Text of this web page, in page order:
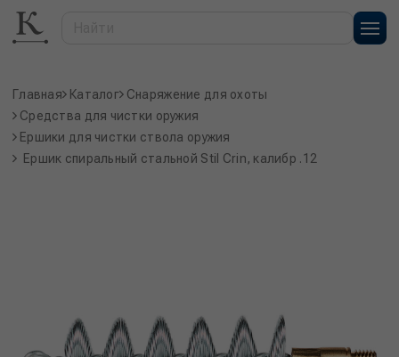
Главная Каталог Снаряжение для охоты
Средства для чистки оружия
Ершики для чистки ствола оружия
Ершик спиральный стальной Stil Crin, калибр .12